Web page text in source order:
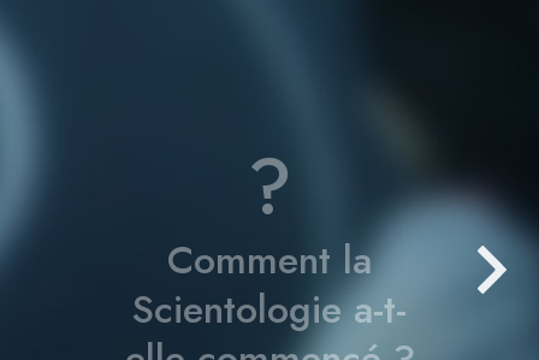
Tous unis pour les droits de l’Homme
La Commission des Citoyens pour les
?
Comment la
Scientologie a-t-